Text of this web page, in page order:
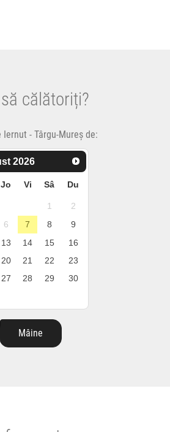
călătoriți?
- Târgu-Mureș de:
2026
Jo Vi Sâ Du
1
2
6 7 8
9
13 14 15
16
20 21 22
23
27 28 29
30
Mâine